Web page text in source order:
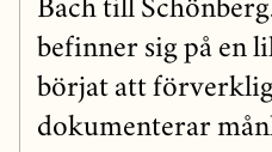
Bach till
befinner sig på en
börjat att
dokumenterar